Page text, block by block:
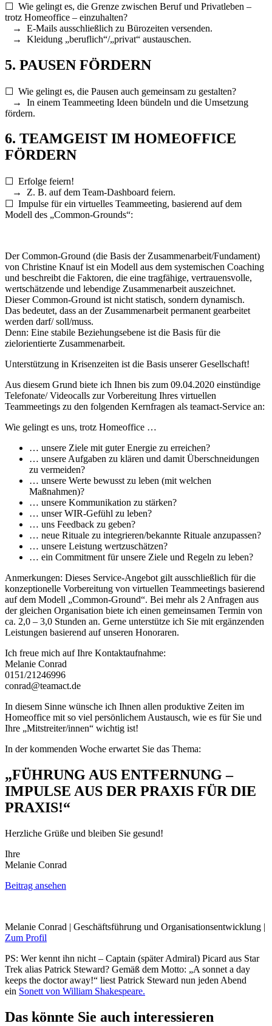
☐ Wie gelingt es, die Grenze zwischen Beruf und Privatleben –
trotz Homeoffice – einzuhalten?
→ E-Mails ausschließlich zu Bürozeiten versenden.
→ Kleidung „beruflich“/„privat“ austauschen.
5. PAUSEN FÖRDERN
☐ Wie gelingt es, die Pausen auch gemeinsam zu gestalten?
→ In einem Teammeeting Ideen bündeln und die Umsetzung
fördern.
6. TEAMGEIST IM HOMEOFFICE
FÖRDERN
☐ Erfolge feiern!
→ Z. B. auf dem Team-Dashboard feiern.
☐ Impulse für ein virtuelles Teammeeting, basierend auf dem
Modell des „Common-Grounds“:
Der Common-Ground (die Basis der Zusammenarbeit/Fundament)
von Christine Knauf ist ein Modell aus dem systemischen Coaching
und beschreibt die Faktoren, die eine tragfähige, vertrauensvolle,
wertschätzende und lebendige Zusammenarbeit auszeichnet.
Dieser Common-Ground ist nicht statisch, sondern dynamisch.
Das bedeutet, dass an der Zusammenarbeit permanent gearbeitet
werden darf/ soll/muss.
Denn: Eine stabile Beziehungsebene ist die Basis für die
zielorientierte Zusammenarbeit.
Unterstützung in Krisenzeiten ist die Basis unserer Gesellschaft!
Aus diesem Grund biete ich Ihnen bis zum 09.04.2020 einstündige
Telefonate/ Videocalls zur Vorbereitung Ihres virtuellen
Teammeetings zu den folgenden Kernfragen als teamact-Service an:
Wie gelingt es uns, trotz Homeoffice …
… unsere Ziele mit guter Energie zu erreichen?
… unsere Aufgaben zu klären und damit Überschneidungen
zu vermeiden?
… unsere Werte bewusst zu leben (mit welchen
Maßnahmen)?
… unsere Kommunikation zu stärken?
… unser WIR-Gefühl zu leben?
… uns Feedback zu geben?
… neue Rituale zu integrieren/bekannte Rituale anzupassen?
… unsere Leistung wertzuschätzen?
… ein Commitment für unsere Ziele und Regeln zu leben?
Anmerkungen: Dieses Service-Angebot gilt ausschließlich für die
konzeptionelle Vorbereitung von virtuellen Teammeetings basierend
auf dem Modell „Common-Ground“. Bei mehr als 2 Anfragen aus
der gleichen Organisation biete ich einen gemeinsamen Termin von
ca. 2,0 – 3,0 Stunden an. Gerne unterstütze ich Sie mit ergänzenden
Leistungen basierend auf unseren Honoraren.
Ich freue mich auf Ihre Kontaktaufnahme:
Melanie Conrad
0151/21246996
conrad@teamact.de
In diesem Sinne wünsche ich Ihnen allen produktive Zeiten im
Homeoffice mit so viel persönlichem Austausch, wie es für Sie und
Ihre „Mitstreiter/innen“ wichtig ist!
In der kommenden Woche erwartet Sie das Thema:
„FÜHRUNG AUS ENTFERNUNG –
IMPULSE AUS DER PRAXIS FÜR DIE
PRAXIS!“
Herzliche Grüße und bleiben Sie gesund!
Ihre
Melanie Conrad
Beitrag ansehen
Melanie Conrad | Geschäftsführung und Organisationsentwicklung |
Zum Profil
PS: Wer kennt ihn nicht – Captain (später Admiral) Picard aus Star
Trek alias Patrick Steward? Gemäß dem Motto: „A sonnet a day
keeps the doctor away!“ liest Patrick Steward nun jeden Abend
ein Sonett von William Shakespeare.
Das könnte Sie auch interessieren